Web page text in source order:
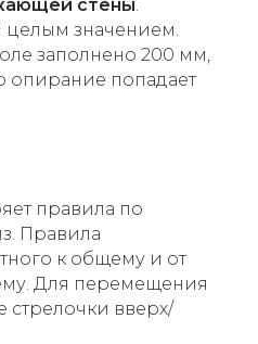
стены
значением.
заполнено 200 мм,
опирание попадает
правила по
Правила
к общему и от
Для перемещения
стрелочки вверх/